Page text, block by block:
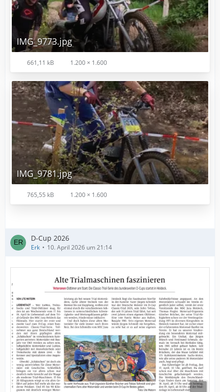
IMG_9773.jpg
661,11 kB 1.200 × 1.600
IMG_9781.jpg
765,55 kB 1.200 × 1.600
D-Cup 2026
Erk 10. April 2026 um 21:14